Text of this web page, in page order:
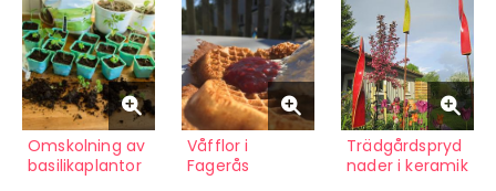
Omskolning av
basilikaplantor
Våfflor i
Fagerås
Trädgårdspryd
nader i keramik